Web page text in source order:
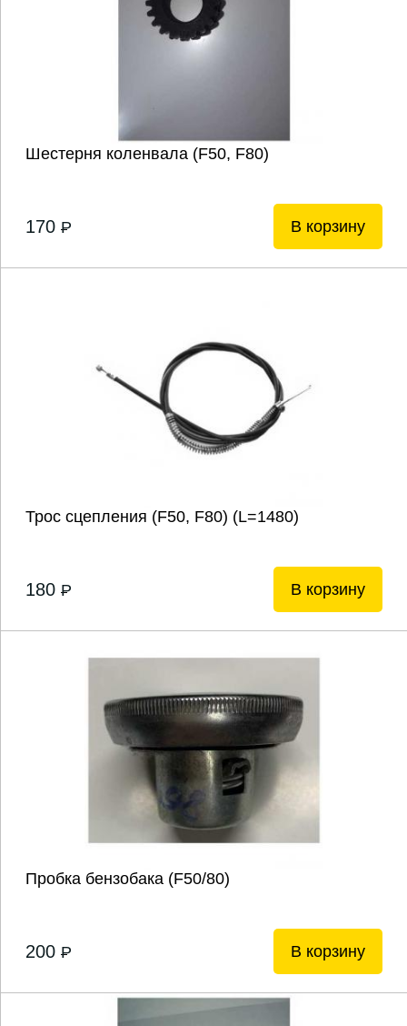
Шестерня коленвала (F50, F80)
170 P В корзину
Трос сцепления (F50, F80) (L=1480)
180 P В корзину
Пробка бензобака (F50/80)
200 P В корзину